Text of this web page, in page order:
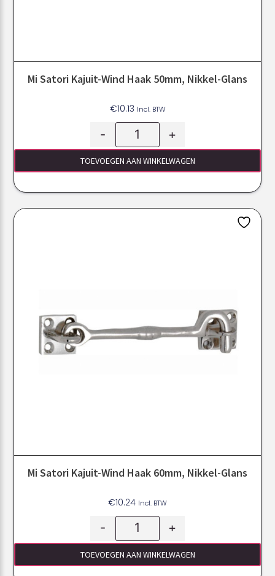
Mi Satori Kajuit-Wind Haak 50mm, Nikkel-Glans
€10.13 Incl. BTW
- +
TOEVOEGEN AAN WINKELWAGEN
Mi Satori Kajuit-Wind Haak 60mm, Nikkel-Glans
€10.24 Incl. BTW
- +
TOEVOEGEN AAN WINKELWAGEN